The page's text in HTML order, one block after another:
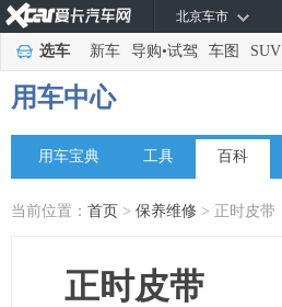
北京车市
选车 新车 导购•试驾 车图 SUV
用车中心
用车宝典 工具 百科
当前位置： 首页 > 保养维修 > 正时皮带
正时皮带